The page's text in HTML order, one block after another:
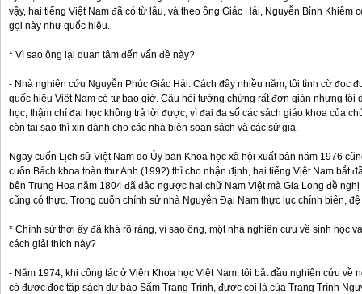
vậy, hai tiếng Việt Nam đã có từ lâu, và theo ông Giác Hải, Nguyễn Bỉnh Khiêm
gọi này như quốc hiệu.
* Vì sao ông lại quan tâm đến vấn đề này?
- Nhà nghiên cứu Nguyễn Phúc Giác Hải: Cách đây nhiều năm, tôi tình cờ đọc
quốc hiệu Việt Nam có từ bao giờ. Câu hỏi tưởng chừng rất đơn giản nhưng tôi
học, thậm chí đại học không trả lời được, vì đại đa số các sách giáo khoa của
còn tại sao thì xin dành cho các nhà biên soạn sách và các sử gia.
Ngay cuốn Lịch sử Việt Nam do Ủy ban Khoa học xã hội xuất bản năm 1976
cuốn Bách khoa toàn thư Anh (1992) thì cho nhận định, hai tiếng Việt Nam bắt
bên Trung Hoa năm 1804 đã đảo ngược hai chữ Nam Việt mà Gia Long đề
cũng có thực. Trong cuốn chính sử nhà Nguyễn Đại Nam thực lục chính biên,
* Chính sử thời ấy đã khá rõ ràng, vì sao ông, một nhà nghiên cứu về sinh học
cách giải thích này?
- Năm 1974, khi công tác ở Viện Khoa học Việt Nam, tôi bắt đầu nghiên cứu về
có được đọc tập sách dự báo Sấm Trạng Trình, được coi là của Trạng Trình